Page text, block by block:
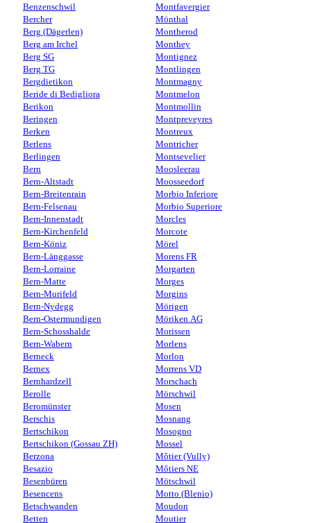
Benzenschwil
Bercher
Berg (Dägerlen)
Berg am Irchel
Berg SG
Berg TG
Bergdietikon
Beride di Bedigliora
Berikon
Beringen
Berken
Berlens
Berlingen
Bern
Bern-Altstadt
Bern-Breitenrain
Bern-Felsenau
Bern-Innenstadt
Bern-Kirchenfeld
Bern-Köniz
Bern-Länggasse
Bern-Lorraine
Bern-Matte
Bern-Murifeld
Bern-Nydegg
Bern-Ostermundigen
Bern-Schosshalde
Bern-Wabern
Berneck
Bernex
Bernhardzell
Berolle
Beromünster
Berschis
Bertschikon
Bertschikon (Gossau ZH)
Berzona
Besazio
Besenbüren
Besencens
Betschwanden
Betten
Montfavergier
Mönthal
Montherod
Monthey
Montignez
Montlingen
Montmagny
Montmelon
Montmollin
Montpreveyres
Montreux
Montricher
Montsevelier
Moosleerau
Moosseedorf
Morbio Inferiore
Morbio Superiore
Morcles
Morcote
Mörel
Morens FR
Morgarten
Morges
Morgins
Mörigen
Möriken AG
Morissen
Morlens
Morlon
Morrens VD
Morschach
Mörschwil
Mosen
Mosnang
Mosogno
Mossel
Môtier (Vully)
Môtiers NE
Mötschwil
Motto (Blenio)
Moudon
Moutier